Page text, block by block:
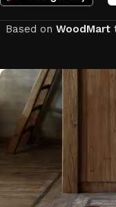
Based on WoodMart